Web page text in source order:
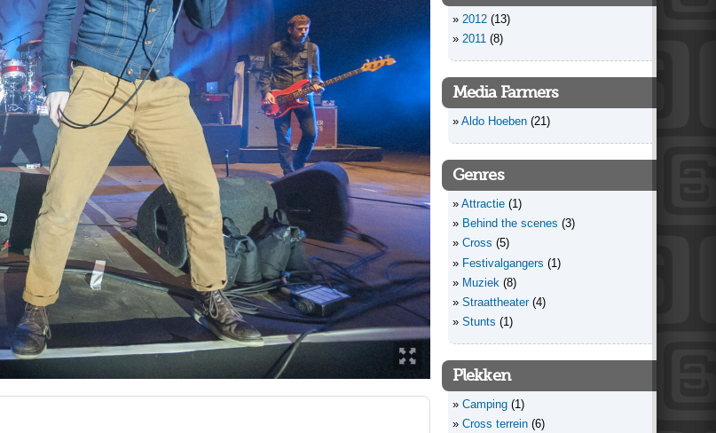
2012 (13)
2011 (8)
Media Farmers
Aldo Hoeben (21)
Genres
Attractie (1)
Behind the scenes (3)
Cross (5)
Festivalgangers (1)
Muziek (8)
Straattheater (4)
Stunts (1)
Plekken
Camping (1)
Cross terrein (6)